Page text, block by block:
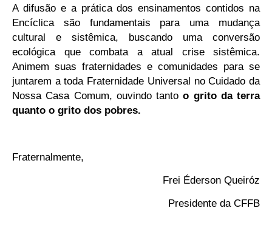
A difusão e a prática dos ensinamentos contidos na
Encíclica são fundamentais para uma mudança
cultural e sistêmica, buscando uma conversão
ecológica que combata a atual crise sistêmica.
Animem suas fraternidades e comunidades para se
juntarem a toda Fraternidade Universal no Cuidado da
Nossa Casa Comum, ouvindo tantoo grito da terra
quanto o grito dos pobres.
Fraternalmente,
Frei Éderson Queiróz
Presidente da CFFB